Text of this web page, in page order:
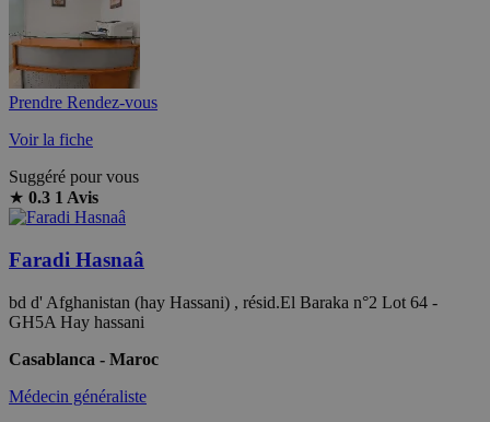
Prendre Rendez-vous
Voir la fiche
Suggéré pour vous
★ 0.3 1 Avis
Faradi Hasnaâ
bd d' Afghanistan (hay Hassani) , résid.El Baraka n°2 Lot 64 -
GH5A Hay hassani
Casablanca - Maroc
Médecin généraliste